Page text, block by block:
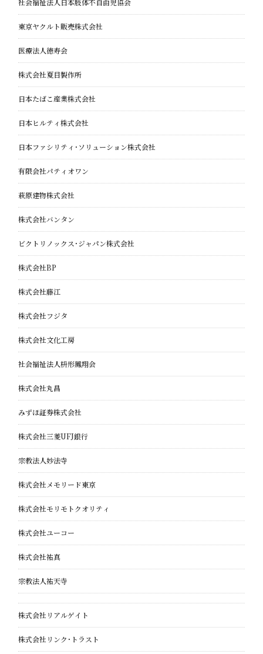
社会福祉法人日本肢体不自由児協会
東京ヤクルト販売株式会社
医療法人徳寿会
株式会社夏目製作所
日本たばこ産業株式会社
日本ヒルティ株式会社
日本ファシリティ・ソリューション株式会社
有限会社パティオワン
萩原建物株式会社
株式会社バンタン
ビクトリノックス・ジャパン株式会社
株式会社BP
株式会社藤江
株式会社フジタ
株式会社文化工房
社会福祉法人枡形鳳翔会
株式会社丸昌
みずほ証券株式会社
株式会社三菱UFJ銀行
宗教法人妙法寺
株式会社メモリード東京
株式会社モリモトクオリティ
株式会社ユーコー
株式会社祐真
宗教法人祐天寺
株式会社リアルゲイト
株式会社リンク・トラスト